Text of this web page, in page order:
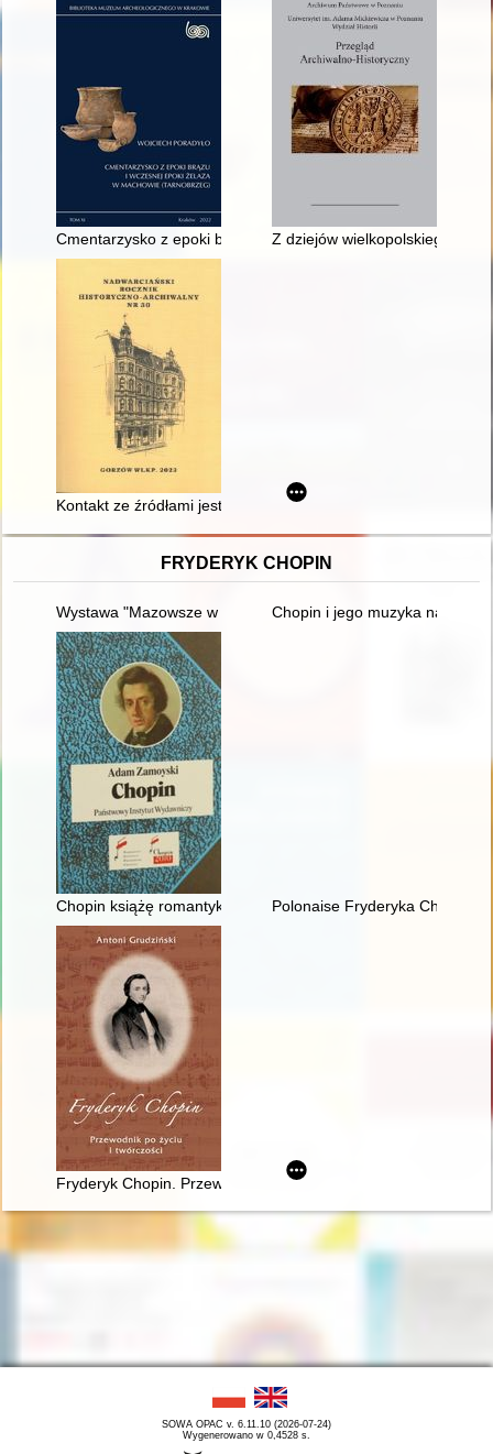
Cmentarzysko z epoki brązu i wczesnej epoki żelaza w
Z dziejów wielkopolskiego
Kontakt ze źródłami jest fascynującym przeżyciem
FRYDERYK CHOPIN
Wystawa "Mazowsze w czasach Chopina" - połączenie
Chopin i jego muzyka na
Chopin książę romantyków Polonaise Fryderyka Chopina.
Fryderyk Chopin. Przewodnik po życiu i twórczości
SOWA OPAC v. 6.11.10 (2026-07-24)
Wygenerowano w 0,4528 s.